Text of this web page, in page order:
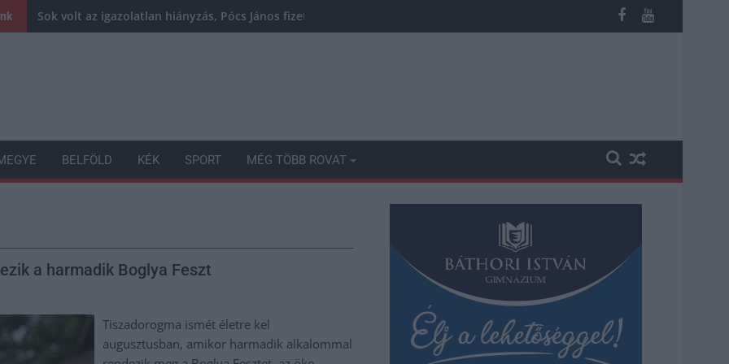
Sok volt az igazolatlan hiányzás, Pócs János fizetéslevonást kapott, más fideszesek még kevesebbet vittek haza
BELFÖLD KÉK SPORT MÉG TÖBB ROVAT
a harmadik Boglya Feszt
Tiszadorogma ismét életre kel
augusztusban, amikor harmadik alkalommal